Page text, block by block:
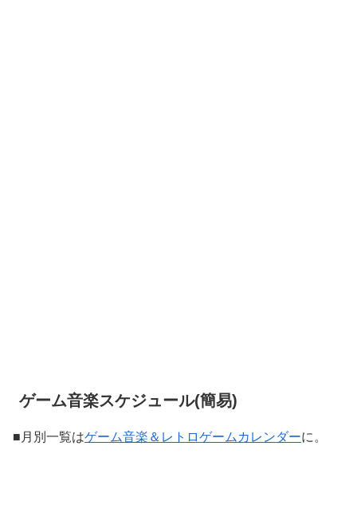
ゲーム音楽スケジュール(簡易)
■月別一覧はゲーム音楽＆レトロゲームカレンダーに。